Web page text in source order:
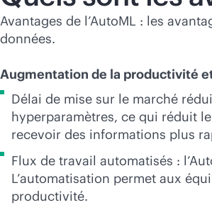
Avantages de l’AutoML : les
données.
Augmentation de la productivité
Délai de mise sur le marché
hyperparamètres, ce qui réduit
recevoir des informations plus
Flux de travail automatisés :
L’automatisation permet aux
productivité.